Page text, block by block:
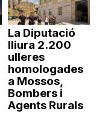
La Diputació
lliura 2.200
ulleres
homologades
a Mossos,
Bombers i
Agents Rurals